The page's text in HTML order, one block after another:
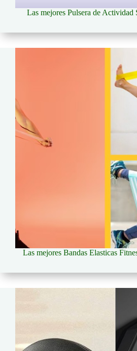
Las mejores Pulsera de Actividad
Las mejores Bandas Elasticas